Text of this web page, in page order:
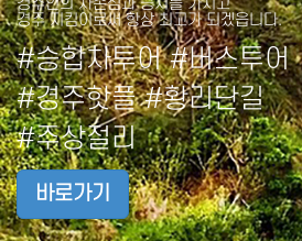
경주인의 자존심과 긍지를 가지고
경주 지킴이로써 항상 최고가 되겠읍니다.
#승합차투어 #버스투어
#경주핫플 #황리단길
#주상절리
바로가기